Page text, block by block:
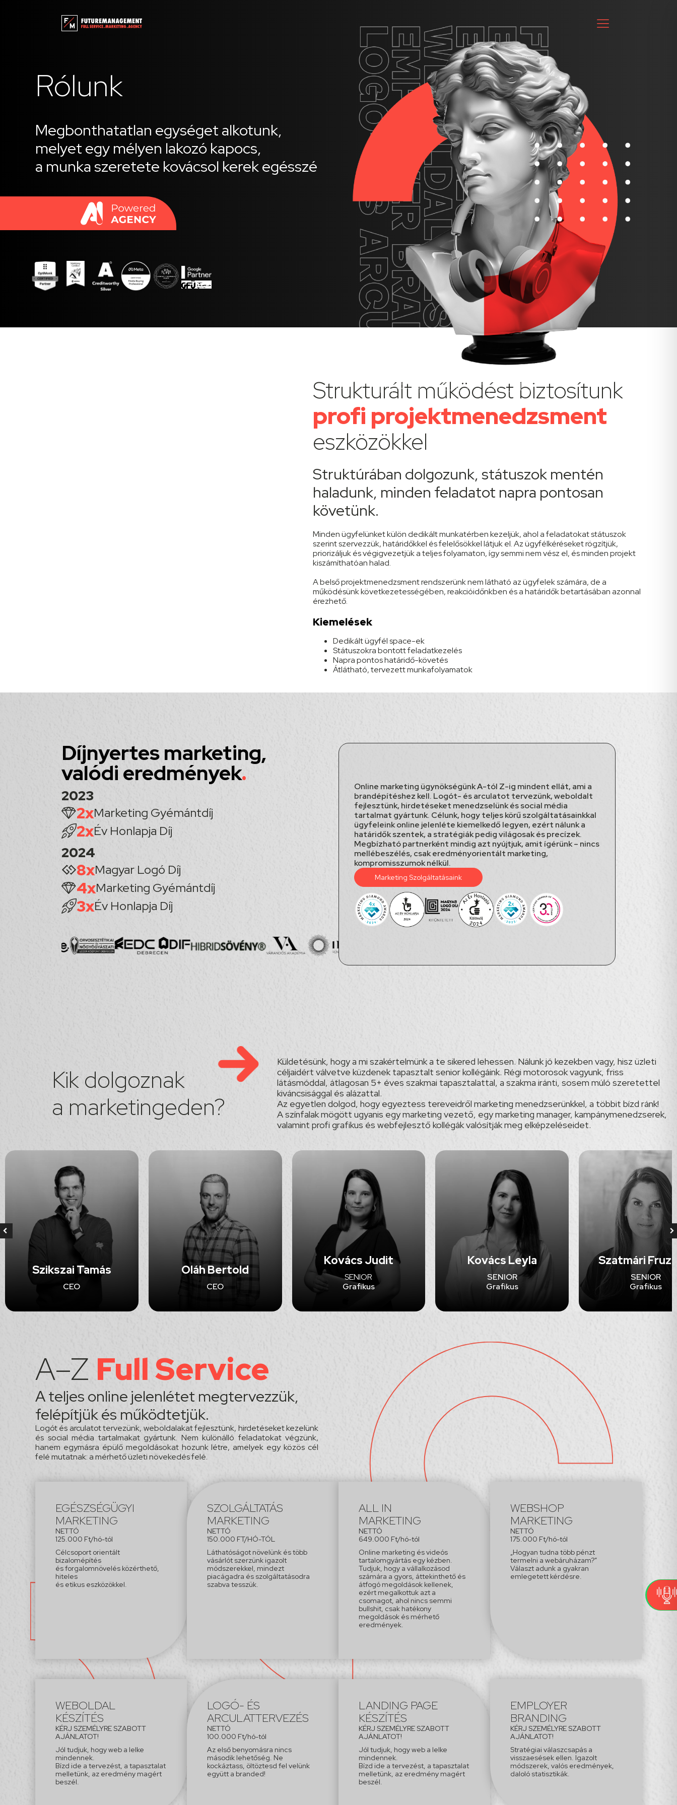
Rólunk
Megbonthatatlan egységet alkotunk,
melyet egy mélyen lakozó kapocs,
a munka szeretete kovácsol kerek egésszé
Strukturált működést biztosítunk
profi projektmenedzsment
eszközökkel
Struktúrában dolgozunk, státuszok mentén
haladunk, minden feladatot napra pontosan
követünk.
Minden ügyfelünket külön dedikált munkatérben kezeljük, ahol a feladatokat státuszok
szerint szervezzük, határidőkkel és felelősökkel látjuk el. Az ügyfélkéréseket rögzítjük,
priorizáljuk és végigvezetjük a teljes folyamaton, így semmi nem vész el, és minden projekt
kiszámíthatóan halad.
A belső projektmenedzsment rendszerünk nem látható az ügyfelek számára, de a
működésünk következetességében, reakcióidőnkben és a határidők betartásában azonnal
érezhető.
Kiemelések
Dedikált ügyfél space-ek
Státuszokra bontott feladatkezelés
Napra pontos határidő-követés
Átlátható, tervezett munkafolyamatok
Díjnyertes marketing,
valódi eredmények.
2023
2xMarketing Gyémántdíj
2xÉv Honlapja Díj
2024
8xMagyar Logó Díj
4xMarketing Gyémántdíj
3xÉv Honlapja Díj
Online marketing ügynökségünk A-tól Z-ig mindent ellát, ami a
brandépítéshez kell. Logót- és arculatot tervezünk, weboldalt
fejlesztünk, hirdetéseket menedzselünk és social média
tartalmat gyártunk. Célunk, hogy teljes körű szolgáltatásainkkal
ügyfeleink online jelenléte kiemelkedő legyen, ezért nálunk a
határidők szentek, a stratégiák pedig világosak és precízek.
Megbízható partnerként mindig azt nyújtjuk, amit ígérünk – nincs
mellébeszélés, csak eredményorientált marketing,
kompromisszumok nélkül.
Marketing Szolgáltatásaink
Kik dolgoznak
a marketingeden?
Küldetésünk, hogy a mi szakértelmünk a te sikered lehessen. Nálunk jó kezekben vagy, hisz üzleti
céljaidért válvetve küzdenek tapasztalt senior kollégáink. Régi motorosok vagyunk, friss
látásmóddal, átlagosan 5+ éves szakmai tapasztalattal, a szakma iránti, sosem múló szeretettel
kiváncsisággal és alázattal.
Az egyetlen dolgod, hogy egyeztess tereveidről marketing menedzserünkkel, a többit bízd ránk!
A színfalak mögött ugyanis egy marketing vezető, egy marketing manager, kampánymenedzserek,
valamint profi grafikus és webfejlesztő kollégák valósítják meg elképzeléseidet.
Szikszai Tamás
CEO
Oláh Bertold
CEO
Kovács Judit
SENIOR
Grafikus
Kovács Leyla
SENIOR
Grafikus
Szatmári
SENIOR
Grafikus
A–Z Full Service
A teljes online jelenlétet megtervezzük,
felépítjük és működtetjük.
Logót és arculatot tervezünk, weboldalakat fejlesztünk, hirdetéseket kezelünk
és social média tartalmakat gyártunk. Nem különálló feladatokat végzünk,
hanem egymásra épülő megoldásokat hozunk létre, amelyek egy közös cél
felé mutatnak: a mérhető üzleti növekedés felé.
EGÉSZSÉGÜGYI
MARKETING
NETTÓ
125.000 Ft/hó-tól
Célcsoport orientált
bizalomépítés
és forgalomnövelés közérthető,
hiteles
és etikus eszközökkel.
SZOLGÁLTATÁS
MARKETING
NETTÓ
150.000 FT/HÓ-TÓL
Láthatóságot növelünk és több
vásárlót szerzünk igazolt
módszerekkel, mindezt
piacágadra és szolgáltatásodra
szabva tesszük.
ALL IN
MARKETING
NETTÓ
649.000 Ft/hó-tól
Online marketing és videós
tartalomgyártás egy kézben.
Tudjuk, hogy a vállalkozásod
számára a gyors, áttekinthető és
átfogó megoldások kellenek,
ezért megalkottuk azt a
csomagot, ahol nincs semmi
bullshit, csak hatékony
megoldások és mérhető
eredmények.
WEBSHOP
MARKETING
NETTÓ
175.000 Ft/hó-tól
„Hogyan tudna több pénzt
termelni a webáruházam?”
Választ adunk a gyakran
emlegetett kérdésre.
WEBOLDAL
KÉSZÍTÉS
KÉRJ SZEMÉLYRE SZABOTT
AJÁNLATOT!
Jól tudjuk, hogy web a lelke
mindennek.
Bízd ide a tervezést, a tapasztalat
melletünk, az eredmény magért
beszél.
LOGÓ- ÉS
ARCULATTERVEZÉS
NETTÓ
100.000 Ft/hó-tól
Az első benyomásra nincs
második lehetőség. Ne
kockáztass, öltöztesd fel velünk
együtt a branded!
LANDING PAGE
KÉSZÍTÉS
KÉRJ SZEMÉLYRE SZABOTT
AJÁNLATOT!
Jól tudjuk, hogy web a lelke
mindennek.
Bízd ide a tervezést, a tapasztalat
melletünk, az eredmény magért
beszél.
EMPLOYER
BRANDING
KÉRJ SZEMÉLYRE SZABOTT
AJÁNLATOT!
Stratégiai válaszcsapás a
visszaesések ellen. Igazolt
módszerek, valós eredmények,
daloló statisztikák.